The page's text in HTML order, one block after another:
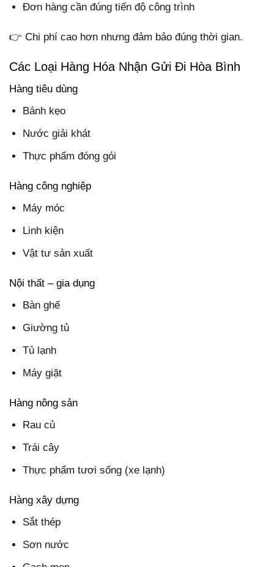
Đơn hàng cần đúng tiến độ công trình
👉 Chi phí cao hơn nhưng đảm bảo đúng thời gian.
Các Loại Hàng Hóa Nhận Gửi Đi Hòa Bình
Hàng tiêu dùng
Bánh kẹo
Nước giải khát
Thực phẩm đóng gói
Hàng công nghiệp
Máy móc
Linh kiện
Vật tư sản xuất
Nội thất – gia dụng
Bàn ghế
Giường tủ
Tủ lạnh
Máy giặt
Hàng nông sản
Rau củ
Trái cây
Thực phẩm tươi sống (xe lạnh)
Hàng xây dựng
Sắt thép
Sơn nước